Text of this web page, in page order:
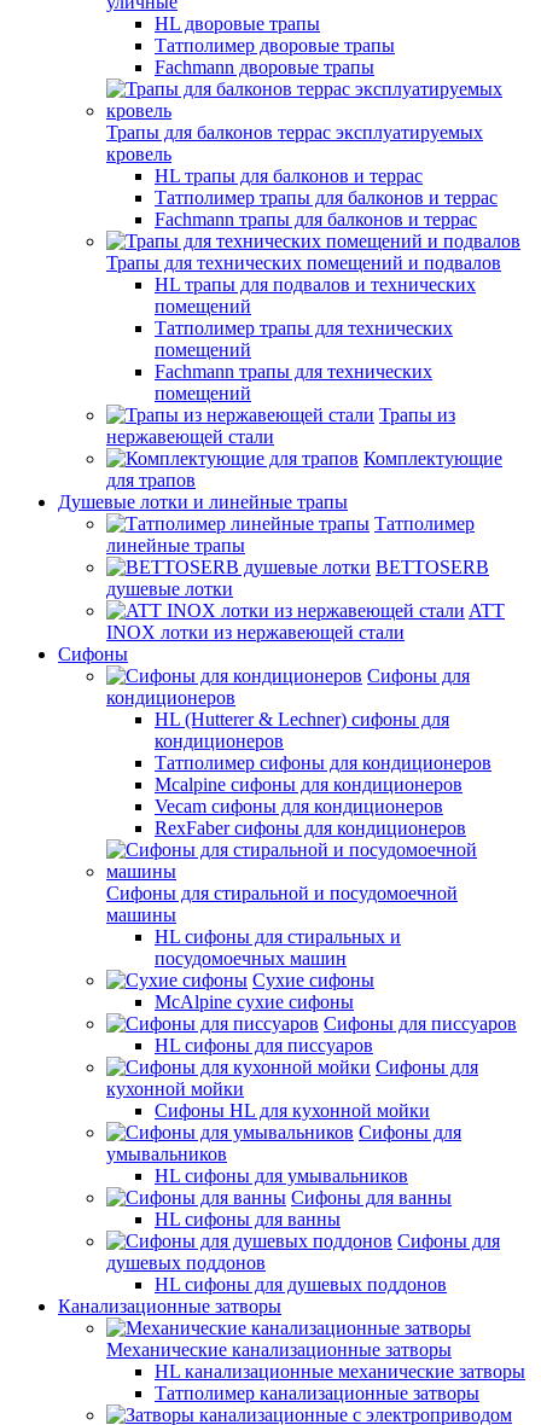
HL дворовые трапы
Татполимер дворовые трапы
Fachmann дворовые трапы
Трапы для балконов террас эксплуатируемых
кровель
HL трапы для балконов и террас
Татполимер трапы для балконов и террас
Fachmann трапы для балконов и террас
Трапы для технических помещений и подвалов
HL трапы для подвалов и технических
помещений
Татполимер трапы для технических
помещений
Fachmann трапы для технических
помещений
Трапы из
нержавеющей стали
Комплектующие
для трапов
Душевые лотки и линейные трапы
Татполимер
линейные трапы
BETTOSERB
душевые лотки
ATT
INOX лотки из нержавеющей стали
Сифоны
Сифоны для
кондиционеров
HL (Hutterer & Lechner) сифоны для
кондиционеров
Татполимер сифоны для кондиционеров
Mcalpine сифоны для кондиционеров
Vecam сифоны для кондиционеров
RexFaber сифоны для кондиционеров
Сифоны для стиральной и посудомоечной
машины
HL сифоны для стиральных и
посудомоечных машин
Сухие сифоны
McAlpine сухие сифоны
Сифоны для писсуаров
HL сифоны для писсуаров
Сифоны для
кухонной мойки
Сифоны HL для кухонной мойки
Сифоны для
умывальников
HL сифоны для умывальников
Сифоны для ванны
HL сифоны для ванны
Сифоны для
душевых поддонов
HL сифоны для душевых поддонов
Канализационные затворы
Механические канализационные затворы
HL канализационные механические затворы
Татполимер канализационные затворы